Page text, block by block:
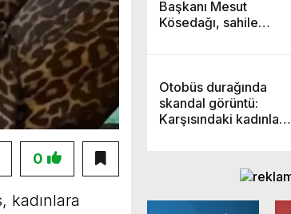
Başkanı Mesut
Kösedağı, sahile
Otobüs durağında
skandal görüntü:
Karşısındaki kadınlara
0
kadınlara